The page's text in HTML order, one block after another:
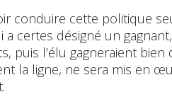
conduire cette politique
a certes désigné un
puis l’élu gagneraient
la ligne, ne sera mis en